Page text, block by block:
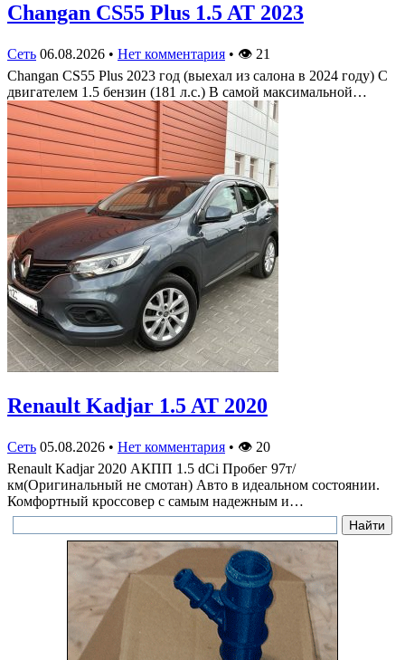
Changan CS55 Plus 1.5 AT 2023
Сеть 06.08.2026 • Нет комментария • 👁 21
Changan CS55 Plus 2023 год (выехал из салона в 2024 году) С
двигателем 1.5 бензин (181 л.с.) В самой максимальной…
Renault Kadjar 1.5 AT 2020
Сеть 05.08.2026 • Нет комментария • 👁 20
Renault Kadjar 2020 АКПП 1.5 dCi Пробег 97т/
км(Оригинальный не смотан) Авто в идеальном состоянии.
Комфортный кроссовер с самым надежным и…